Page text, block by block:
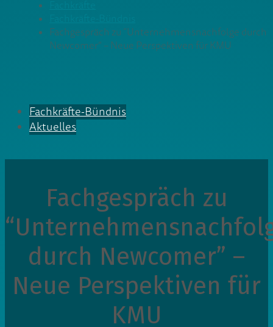
Fachgespräch zu “Unternehmensnachfolge durch
Newcomer” – Neue Perspektiven für KMU
Fachkräfte-Bündnis
Aktuelles
Fachgespräch zu
durch Newcomer” –
Neue Perspektiven für
KMU